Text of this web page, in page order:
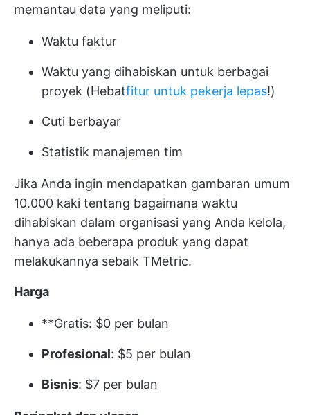
memantau data yang meliputi:
Waktu faktur
Waktu yang dihabiskan untuk berbagai
proyek (Hebatfitur untuk pekerja lepas!)
Cuti berbayar
Statistik manajemen tim
Jika Anda ingin mendapatkan gambaran umum
10.000 kaki tentang bagaimana waktu
dihabiskan dalam organisasi yang Anda kelola,
hanya ada beberapa produk yang dapat
melakukannya sebaik TMetric.
Harga
**Gratis: $0 per bulan
Profesional: $5 per bulan
Bisnis: $7 per bulan